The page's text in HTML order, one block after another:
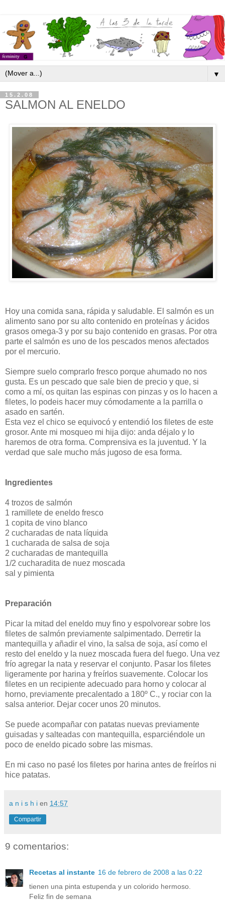
▼
15.2.08
SALMON AL ENELDO
Hoy una comida sana, rápida y saludable. El salmón es un
alimento sano por su alto contenido en proteínas y ácidos
grasos omega-3 y por su bajo contenido en grasas. Por otra
parte el salmón es uno de los pescados menos afectados
por el mercurio.
Siempre suelo comprarlo fresco porque ahumado no nos
gusta. Es un pescado que sale bien de precio y que, si
como a mí, os quitan las espinas con pinzas y os lo hacen a
filetes, lo podeis hacer muy cómodamente a la parrilla o
asado en sartén.
Esta vez el chico se equivocó y entendió los filetes de este
grosor. Ante mi mosqueo mi hija dijo: anda déjalo y lo
haremos de otra forma. Comprensiva es la juventud. Y la
verdad que sale mucho más jugoso de esa forma.
Ingredientes
4 trozos de salmón
1 ramillete de eneldo fresco
1 copita de vino blanco
2 cucharadas de nata líquida
1 cucharada de salsa de soja
2 cucharadas de mantequilla
1/2 cucharadita de nuez moscada
sal y pimienta
Preparación
Picar la mitad del eneldo muy fino y espolvorear sobre los
filetes de salmón previamente salpimentado. Derretir la
mantequilla y añadir el vino, la salsa de soja, así como el
resto del eneldo y la nuez moscada fuera del fuego. Una vez
frío agregar la nata y reservar el conjunto. Pasar los filetes
ligeramente por harina y freírlos suavemente. Colocar los
filetes en un recipiente adecuado para horno y colocar al
horno, previamente precalentado a 180º C., y rociar con la
salsa anterior. Dejar cocer unos 20 minutos.
Se puede acompañar con patatas nuevas previamente
guisadas y salteadas con mantequilla, esparciéndole un
poco de eneldo picado sobre las mismas.
En mi caso no pasé los filetes por harina antes de freírlos ni
hice patatas.
a n i s h i en 14:57
Compartir
9 comentarios:
Recetas al instante 16 de febrero de 2008 a las 0:22
tienen una pinta estupenda y un colorido hermoso.
Feliz fin de semana